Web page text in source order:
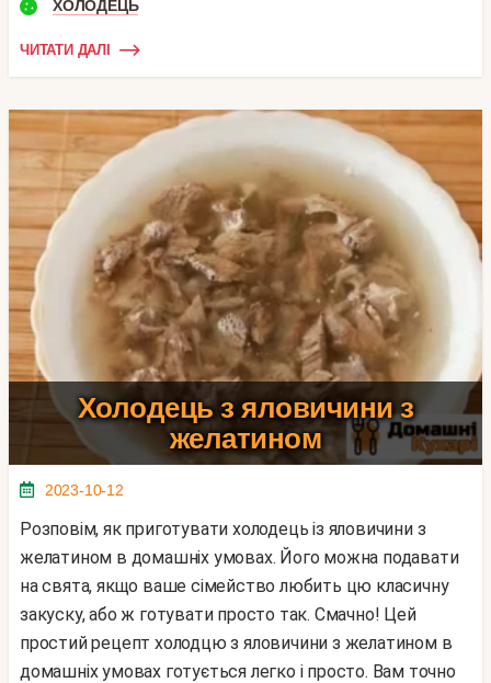
ХОЛОДЕЦЬ
ЧИТАТИ ДАЛІ
Холодець з яловичини з
желатином
2023-10-12
Розповім, як приготувати холодець із яловичини з
желатином в домашніх умовах. Його можна подавати
на свята, якщо ваше сімейство любить цю класичну
закуску, або ж готувати просто так. Смачно! Цей
простий рецепт холодцю з яловичини з желатином в
домашніх умовах готується легко і просто. Вам точно